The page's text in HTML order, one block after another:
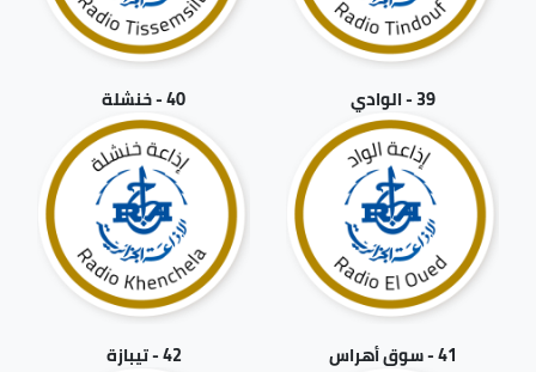
39 - الوادي 40 - خنشلة
41 - سوق أهراس 42 - تيبازة